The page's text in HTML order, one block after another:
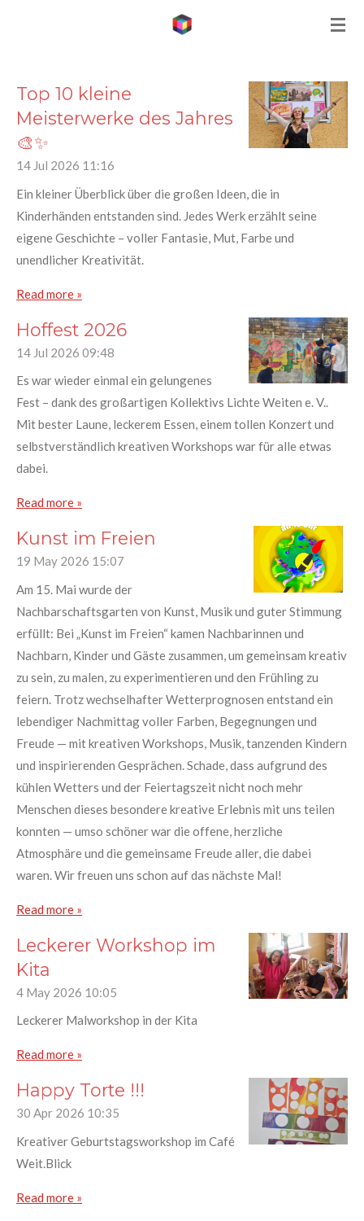
content
Top 10 kleine
Meisterwerke des Jahres
🎨✨
14 Jul 2026 11:16
Ein kleiner Überblick über die großen Ideen, die in
Kinderhänden entstanden sind. Jedes Werk erzählt seine
eigene Geschichte – voller Fantasie, Mut, Farbe und
unendlicher Kreativität.
Read more »
Hoffest 2026
14 Jul 2026 09:48
Es war wieder einmal ein gelungenes
Fest – dank des großartigen Kollektivs Lichte Weiten e. V..
Mit bester Laune, leckerem Essen, einem tollen Konzert und
selbstverständlich kreativen Workshops war für alle etwas
dabei.
Read more »
Kunst im Freien
19 May 2026 15:07
Am 15. Mai wurde der
Nachbarschaftsgarten von Kunst, Musik und guter Stimmung
erfüllt: Bei „Kunst im Freien“ kamen Nachbarinnen und
Nachbarn, Kinder und Gäste zusammen, um gemeinsam kreativ
zu sein, zu malen, zu experimentieren und den Frühling zu
feiern. Trotz wechselhafter Wetterprognosen entstand ein
lebendiger Nachmittag voller Farben, Begegnungen und
Freude — mit kreativen Workshops, Musik, tanzenden Kindern
und inspirierenden Gesprächen. Schade, dass aufgrund des
kühlen Wetters und der Feiertagszeit nicht noch mehr
Menschen dieses besondere kreative Erlebnis mit uns teilen
konnten — umso schöner war die offene, herzliche
Atmosphäre und die gemeinsame Freude aller, die dabei
waren. Wir freuen uns schon auf das nächste Mal!
Read more »
Leckerer Workshop im
Kita
4 May 2026 10:05
Leckerer Malworkshop in der Kita
Read more »
Happy Torte !!!
30 Apr 2026 10:35
Kreativer Geburtstagsworkshop im Café
Weit.Blick
Read more »